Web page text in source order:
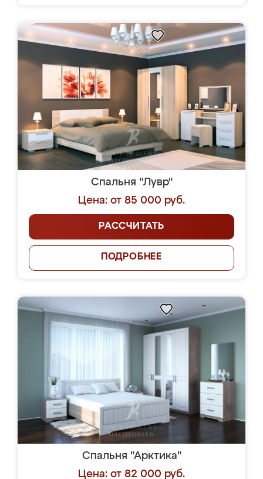
Спальня "Лувр"
Цена: от 85 000 руб.
РАССЧИТАТЬ
ПОДРОБНЕЕ
Спальня "Арктика"
Цена: от 82 000 руб.